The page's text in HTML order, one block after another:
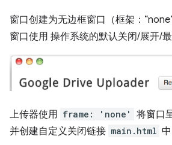
窗口创建为无边框窗口（框架：
窗口使用 操作系统的默认关闭/展开/最
上传器使用 frame: 'none'
将窗口
并创建自定义关闭链接 main.html